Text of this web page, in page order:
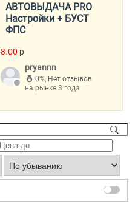
АВТОВЫДАЧА PRO
Настройки + БУСТ
ФПС
8.00 p
pryannn
0%, Нет отзывов
на рынке 3 года